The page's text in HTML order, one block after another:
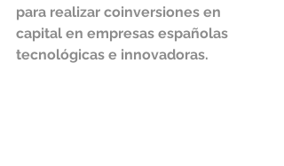
para realizar coinversiones en
capital en empresas españolas
tecnológicas e innovadoras.